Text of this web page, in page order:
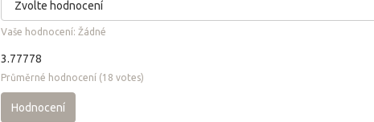
Vaše hodnocení: Žádné
3.77778
Průměrné hodnocení (18 votes)
Hodnocení